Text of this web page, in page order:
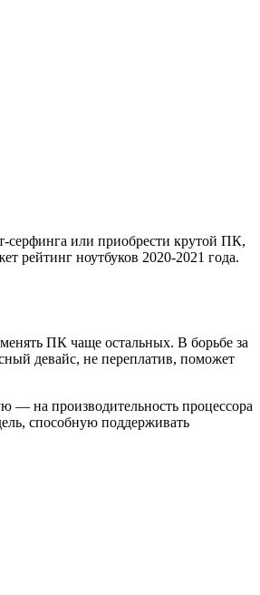
серфинга или приобрести крутой ПК,
рейтинг ноутбуков 2020-2021 года.
ПК чаще остальных. В борьбе за
девайс, не переплатив, поможет
— на производительность процессора
способную поддерживать